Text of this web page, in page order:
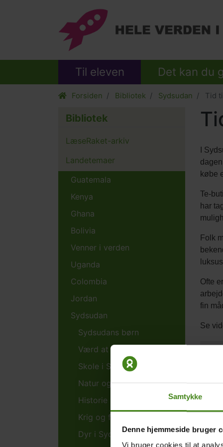
Samtykke
Denne hjemmeside bruger
Vi bruger cookies til at
Til eleven Det kan du
Forsiden Bibliotek Sydsudan Tid
I
købe
Te-
har
Folk
Ofte
fin
Se
Bibliotek
LæseRaket-arkiv
Landetemaer
Guatemala
Kenya
Ghana
Bolivia
Venner i verden
Uganda
Colombia
Jordan
Sydsudan
Sydsudans børn
Værd at vide om Sydsudan
Skole i Sydsudan
Natur og klima
Historie
Krig og fred
Dyr i Sydsudan